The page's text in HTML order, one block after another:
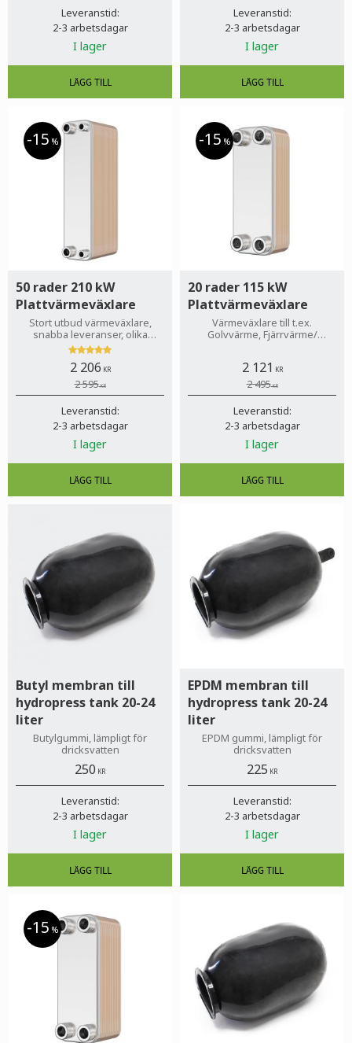
Leveranstid:
2-3 arbetsdagar
I lager
Leveranstid:
2-3 arbetsdagar
I lager
50 rader 210 kW
Plattvärmeväxlare
Stort utbud värmeväxlare,
snabba leveranser, olika
betalsätt, inga dolda avgifter!
Till privatperson och företag.
2 206 KR
2 595KR
Leveranstid:
2-3 arbetsdagar
15 %
I lager
20 rader 115 kW
Plattvärmeväxlare
Värmeväxlare till t.ex.
Golvvärme, Fjärrvärme/
duschvatten
2 121 KR
2 495KR
Leveranstid:
2-3 arbetsdagar
15 %
I lager
Butyl membran till
hydropress tank 20-24
liter
Butylgummi, lämpligt för
dricksvatten
250 KR
Leveranstid:
2-3 arbetsdagar
I lager
EPDM membran till
hydropress tank 20-24
liter
EPDM gummi, lämpligt för
dricksvatten
225 KR
Leveranstid:
2-3 arbetsdagar
I lager
15 %